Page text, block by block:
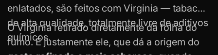
enlatados, são feitos com Virginia — tabaco
de alta qualidade, totalmente livre de aditivos
químicos.
O Virginia retirado diretamente da folha do
fumo. É justamente ele, que dá a origem do